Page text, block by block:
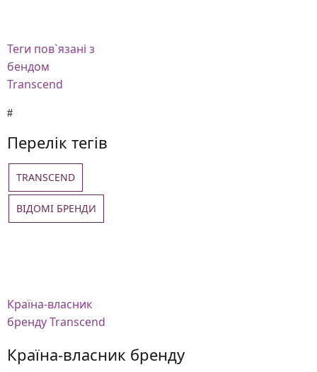
Теги пов`язані з
бендом
Transcend
Перелік тегів
TRANSCEND
ВІДОМІ БРЕНДИ
Країна-власник
бренду Transcend
Країна-власник бренду